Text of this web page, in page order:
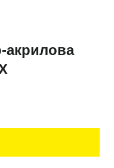
акрилова